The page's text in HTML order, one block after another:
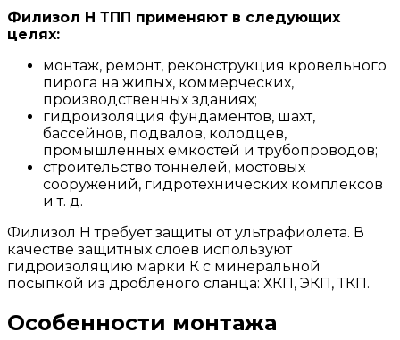
Филизол Н ТПП применяют в следующих
целях:
монтаж, ремонт, реконструкция кровельного
пирога на жилых, коммерческих,
производственных зданиях;
гидроизоляция фундаментов, шахт,
бассейнов, подвалов, колодцев,
промышленных емкостей и трубопроводов;
строительство тоннелей, мостовых
сооружений, гидротехнических комплексов
и т. д.
Филизол Н требует защиты от ультрафиолета. В
качестве защитных слоев используют
гидроизоляцию марки К с минеральной
посыпкой из дробленого сланца: ХКП, ЭКП, ТКП.
Особенности монтажа